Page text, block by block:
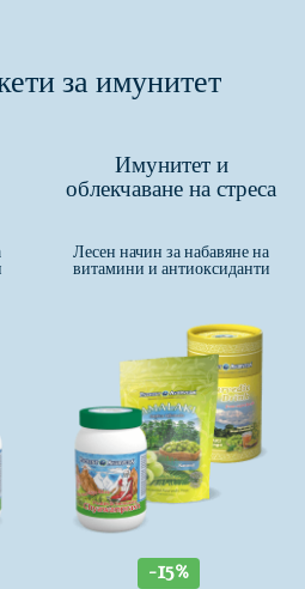
за имунитет
Имунитет и
облекчаване на стреса
Лесен начин за набавяне на
витамини и антиоксиданти
-15%